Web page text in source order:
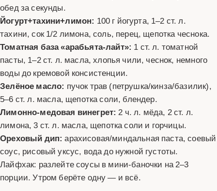
обед за секунды.
Йогурт+тахини+лимон: 100 г йогурта, 1–2 ст. л.
тахини, сок 1/2 лимона, соль, перец, щепотка чеснока.
Томатная база «арабьята-лайт»: 1 ст. л. томатной
пасты, 1–2 ст. л. масла, хлопья чили, чеснок, немного
воды до кремовой консистенции.
Зелёное масло: пучок трав (петрушка/кинза/базилик),
5–6 ст. л. масла, щепотка соли, блендер.
Лимонно-медовая винегрет: 2 ч. л. мёда, 2 ст. л.
лимона, 3 ст. л. масла, щепотка соли и горчицы.
Ореховый дип: арахисовая/миндальная паста, соевый
соус, рисовый уксус, вода до нужной густоты.
Лайфхак: разлейте соусы в мини-баночки на 2–3
порции. Утром берёте одну — и всё.